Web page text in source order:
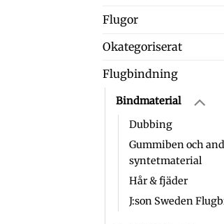
Flugor
Okategoriserat
Flugbindning
Bindmaterial
Dubbing
Gummiben och
syntetmaterial
Hår & fjäder
J:son Sweden